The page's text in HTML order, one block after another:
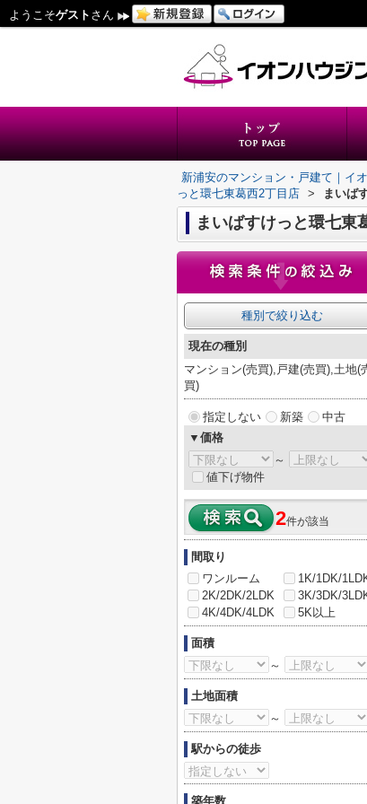
ようこそゲスト さん
新浦安のマンション・戸建て｜イ
っと環七東葛西2丁目店 > まいば
まいばすけっと環七東
種別で絞り込む
現在の種別
マンション(売買),戸建(売買),土地(
買)
指定しない 新築
中古
▼価格
～
値下げ物件
2件が該当
間取り
ワンルーム
1K/1DK/
2K/2DK/2LDK
3K/3DK/
4K/4DK/4LDK
5K以上
面積
～
土地面積
～
駅からの徒歩
築年数